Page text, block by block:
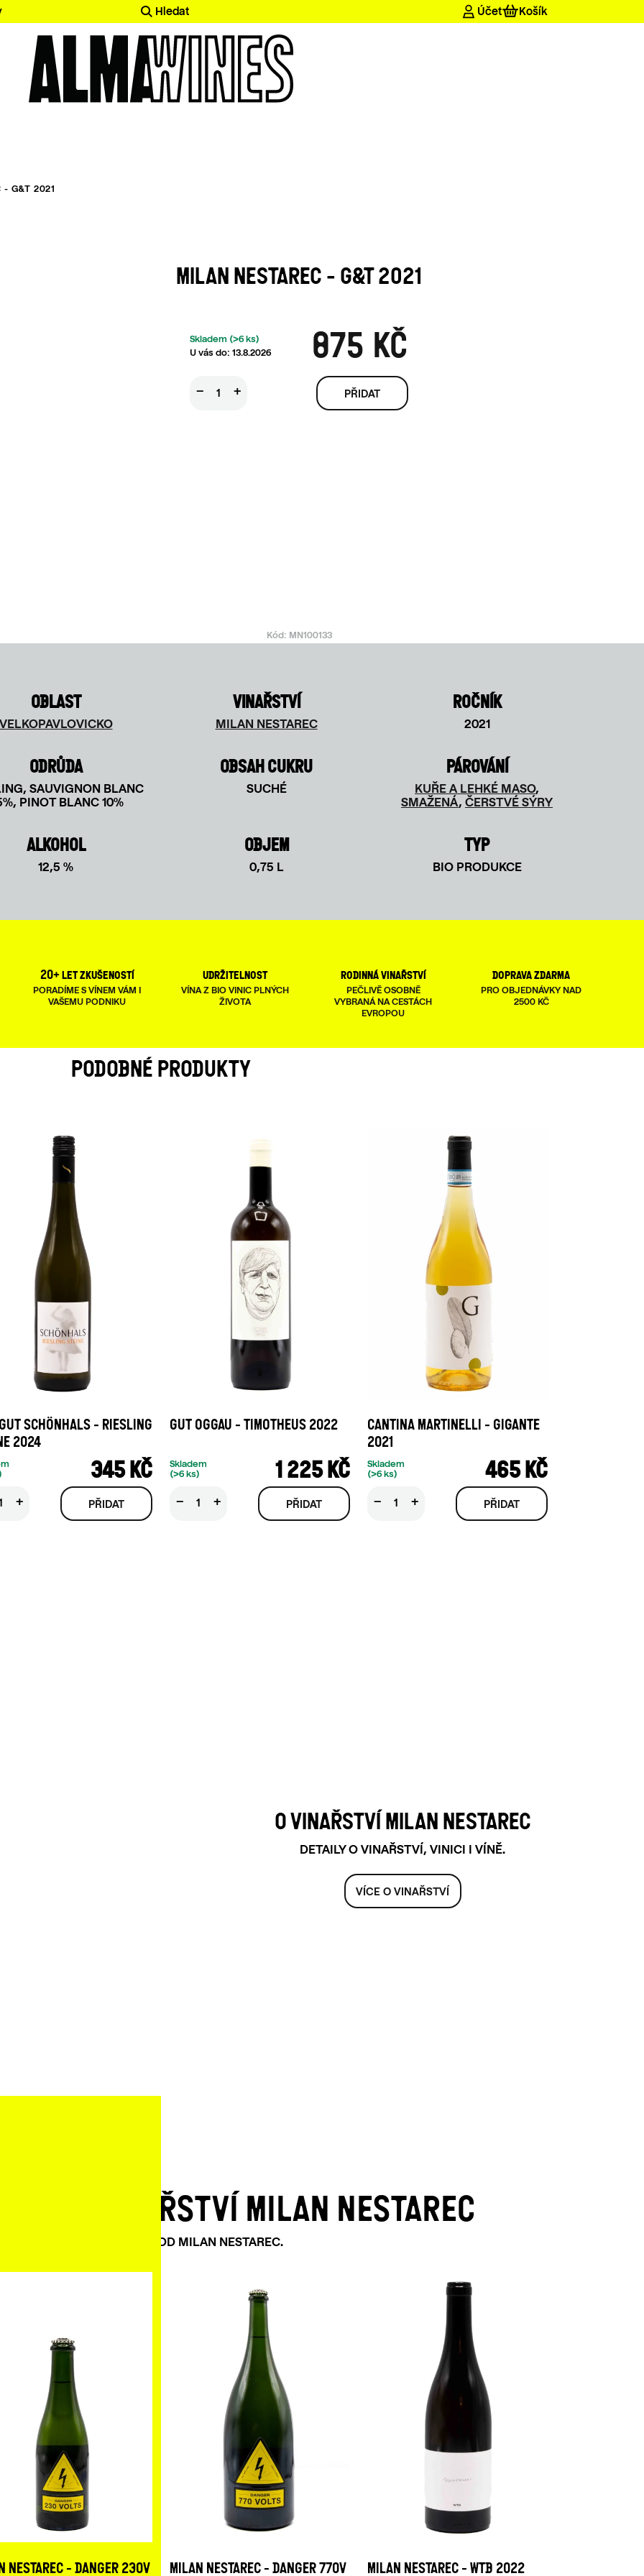
Hledat
- G&T 2021
MILAN NESTAREC - G&T 2021
875 KČ
Skladem (>6 ks)
13.8.2026
+
−
Kód: MN100133
OBLAST
VELKOPAVLOVICKO
VINAŘSTVÍ
MILAN NESTAREC
ROČNÍK
2021
ODRŮDA
SAUVIGNON BLANC
PINOT BLANC 10%
OBSAH CUKRU
SUCHÉ
PÁROVÁNÍ
KUŘE A LEHKÉ MASO,
SMAŽENÁ, ČERSTVÉ SÝRY
ALKOHOL
12,5 %
OBJEM
0,75 L
TYP
BIO PRODUKCE
20+ let zkušeností
PORADÍME S VÍNEM VÁM I
VAŠEMU PODNIKU
udržitelnost
VÍNA Z BIO VINIC PLNÝCH
ŽIVOTA
rodinná vinařství
PEČLIVĚ OSOBNĚ
VYBRANÁ NA CESTÁCH
EVROPOU
doprava zdarma
PRO OBJEDNÁVKY NAD
2500 KČ
PODOBNÉ PRODUKTY
SCHÖNHALS - RIESLING
2024
345 KČ
+
GUT OGGAU - TIMOTHEUS 2022
1 225 KČ
Skladem
(>6 ks)
+
−
CANTINA MARTINELLI - GIGANTE
2021
465 KČ
Skladem
(>6 ks)
+
−
O VINAŘSTVÍ MILAN NESTAREC
DETAILY O VINAŘSTVÍ, VINICI I VÍNĚ.
VÍCE O VINAŘSTVÍ
OD VINAŘSTVÍ MILAN NESTAREC
OBJEVTE VŠECHNO OD MILAN NESTAREC.
NESTAREC - DANGER 230V MILAN NESTAREC - DANGER 770V MILAN NESTAREC - WTB 2022